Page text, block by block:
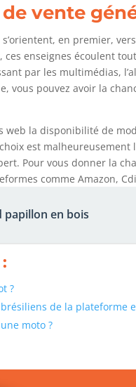
vente
en premier,
enseignes écoulent
par les multimédias,
vous pouvez avoir la
web la disponibilité de
est
Pour vous donner la
comme Amazon,
en bois
?
de la plateforme
moto ?